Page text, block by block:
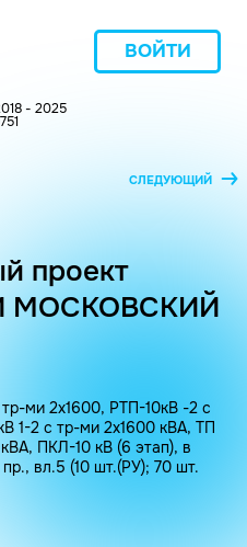
ВОЙТИ
- 2025
СЛЕДУЮЩИЙ
проект
МОСКОВСКИЙ
ми 2х1600, РТП-10кВ -2 с
1-2 с тр-ми 2х1600 кВА, ТП
ПКЛ-10 кВ (6 этап), в
вл.5 (10 шт.(РУ); 70 шт.